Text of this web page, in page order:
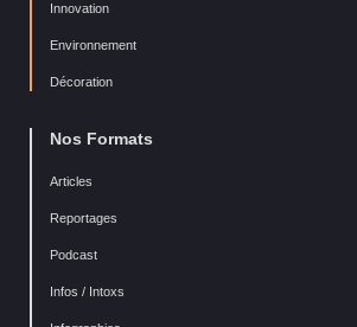
Innovation
Environnement
Décoration
Nos Formats
Articles
Reportages
Podcast
Infos / Intoxs